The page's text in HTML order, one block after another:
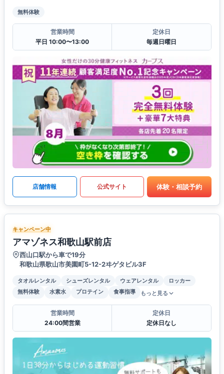
無料体験
営業時間
平日 10:00〜13:00
定休日
毎週日曜日
店舗情報 公式サイト 体験・相談予約
キャンペーン中
アマゾネス和歌山駅前店
西山口駅から車で19分
和歌山県歌山市美園町5-12-2ヰゲタビル3F
タオルレンタル シューズレンタル ウェアレンタル
ロッカー
無料体験
水素水 プロテイン 食事指導 もっと見る
営業時間
24:00間営業
定休日
定休日なし